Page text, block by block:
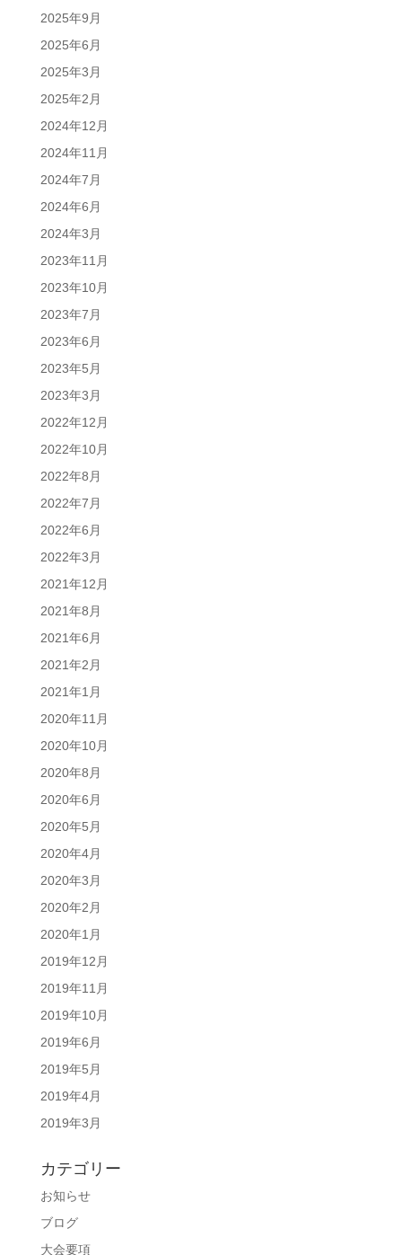
2025年9月
2025年6月
2025年3月
2025年2月
2024年12月
2024年11月
2024年7月
2024年6月
2024年3月
2023年11月
2023年10月
2023年7月
2023年6月
2023年5月
2023年3月
2022年12月
2022年10月
2022年8月
2022年7月
2022年6月
2022年3月
2021年12月
2021年8月
2021年6月
2021年2月
2021年1月
2020年11月
2020年10月
2020年8月
2020年6月
2020年5月
2020年4月
2020年3月
2020年2月
2020年1月
2019年12月
2019年11月
2019年10月
2019年6月
2019年5月
2019年4月
2019年3月
カテゴリー
お知らせ
ブログ
大会要項